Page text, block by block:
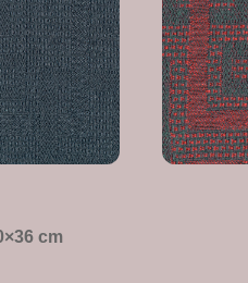
cm